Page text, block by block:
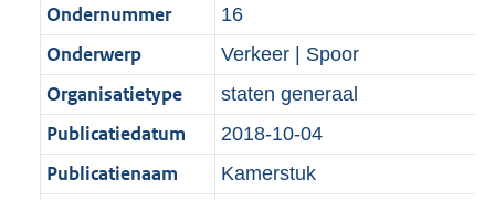
Ondernummer 16
Onderwerp Verkeer | Spoor
Organisatietype staten generaal
Publicatiedatum 2018-10-04
Publicatienaam Kamerstuk